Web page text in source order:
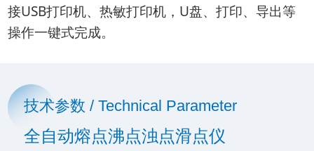
接USB打印机、热敏打印机，U盘、打印、导出等
操作一键式完成。
技术参数 / Technical Parameter
全自动熔点沸点浊点滑点仪